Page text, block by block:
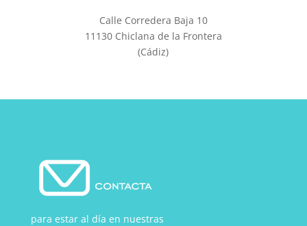
Calle Corredera Baja 10
11130 Chiclana de la Frontera
(Cádiz)
para estar al día en nuestras